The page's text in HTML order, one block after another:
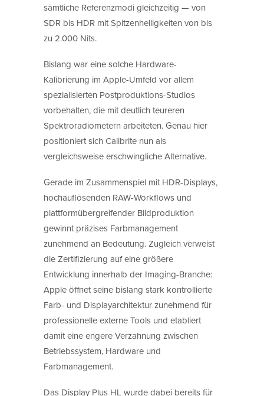
sämtliche Referenzmodi gleichzeitig — von
SDR bis HDR mit Spitzenhelligkeiten von bis
zu 2.000 Nits.
Bislang war eine solche Hardware-
Kalibrierung im Apple-Umfeld vor allem
spezialisierten Postproduktions-Studios
vorbehalten, die mit deutlich teureren
Spektroradiometern arbeiteten. Genau hier
positioniert sich Calibrite nun als
vergleichsweise erschwingliche Alternative.
Gerade im Zusammenspiel mit HDR-Displays,
hochauflösenden RAW-Workflows und
plattformübergreifender Bildproduktion
gewinnt präzises Farbmanagement
zunehmend an Bedeutung. Zugleich verweist
die Zertifizierung auf eine größere
Entwicklung innerhalb der Imaging-Branche:
Apple öffnet seine bislang stark kontrollierte
Farb- und Displayarchitektur zunehmend für
professionelle externe Tools und etabliert
damit eine engere Verzahnung zwischen
Betriebssystem, Hardware und
Farbmanagement.
Das Display Plus HL wurde dabei bereits für